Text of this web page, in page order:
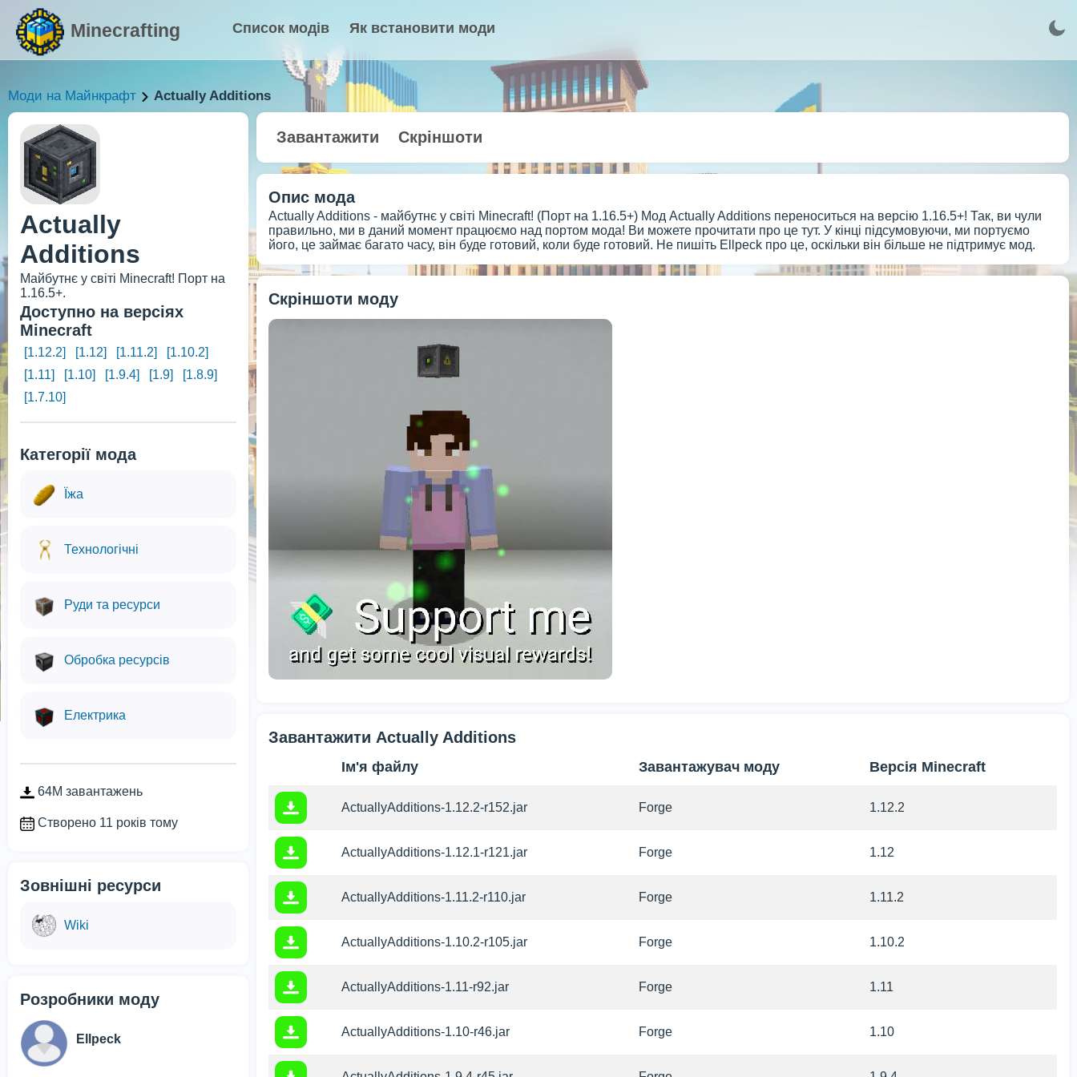
Minecrafting Список модів Як встановити моди
Моди на Майнкрафт Actually Additions
Actually
Additions
Майбутнє у світі Minecraft! Порт на
1.16.5+.
Доступно на версіях
Minecraft
[1.12.2] [1.12] [1.11.2]
[1.10.2]
[1.11]
[1.10] [1.9.4] [1.9]
[1.8.9]
[1.7.10]
Категорії мода
Їжа
Технологічні
Руди та ресурси
Обробка ресурсів
Електрика
64M завантажень
Створено 11 років тому
Зовнішні ресурси
Wiki
Розробники моду
Ellpeck
Завантажити Скріншоти
Опис мода
Actually Additions - майбутнє у світі Minecraft! (Порт на 1.16.5+) Мод Actually Additions переноситься на версію 1.16.5+! Так, ви чули
правильно, ми в даний момент працюємо над портом мода! Ви можете прочитати про це тут. У кінці підсумовуючи, ми портуємо
його, це займає багато часу, він буде готовий, коли буде готовий. Не пишіть Ellpeck про це, оскільки він більше не підтримує мод.
Скріншоти моду
Завантажити Actually Additions
Ім'я файлу Завантажувач моду Версія Minecraft
ActuallyAdditions-1.12.2-r152.jar Forge 1.12.2
ActuallyAdditions-1.12.1-r121.jar Forge 1.12
ActuallyAdditions-1.11.2-r110.jar Forge 1.11.2
ActuallyAdditions-1.10.2-r105.jar Forge 1.10.2
ActuallyAdditions-1.11-r92.jar Forge 1.11
ActuallyAdditions-1.10-r46.jar Forge 1.10